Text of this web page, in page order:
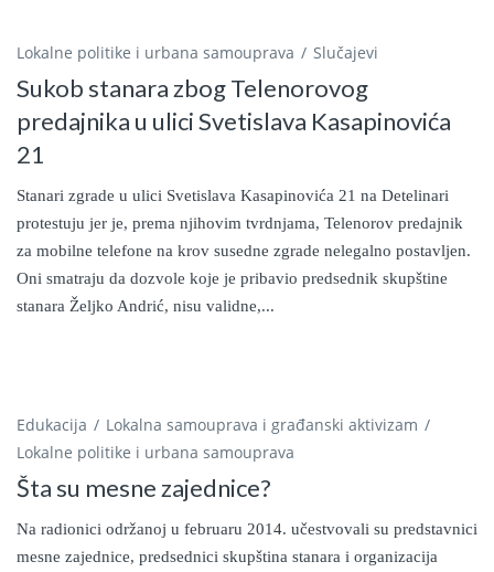
Lokalne politike i urbana samouprava Slučajevi
Sukob stanara zbog Telenorovog
predajnika u ulici Svetislava Kasapinovića
21
Stanari zgrade u ulici Svetislava Kasapinovića 21 na Detelinari
protestuju jer je, prema njihovim tvrdnjama, Telenorov predajnik
za mobilne telefone na krov susedne zgrade nelegalno postavljen.
Oni smatraju da dozvole koje je pribavio predsednik skupštine
stanara Željko Andrić, nisu validne,...
Edukacija
Lokalna samouprava i građanski aktivizam
Lokalne politike i urbana samouprava
Šta su mesne zajednice?
Na radionici održanoj u februaru 2014. učestvovali su predstavnici
mesne zajednice, predsednici skupština stanara i organizacija